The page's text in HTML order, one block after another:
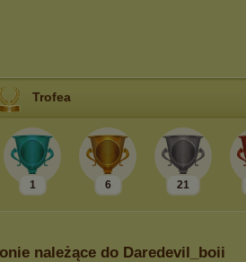
Trofea
1 6 21
należące do Daredevil_boii